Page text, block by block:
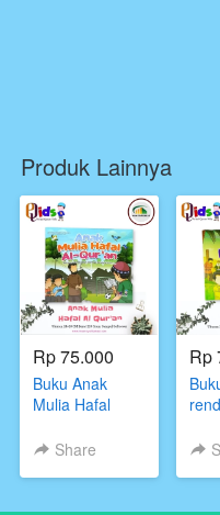
Produk Lainnya
Rp 75.000
Buku Anak
Mulia Hafal
Qur'an Kids
Share
Rp